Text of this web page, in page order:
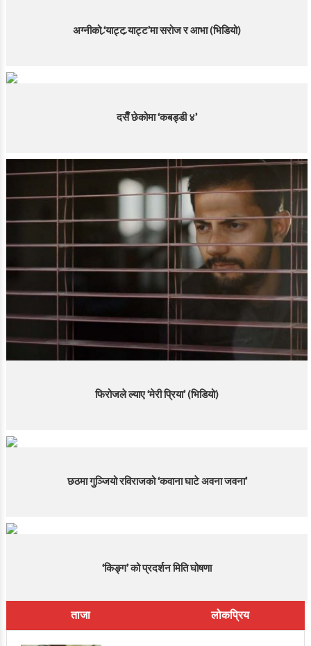
अग्नीको ‘र्‍याट्ट र्‍याट्ट’मा सरोज र आभा (भिडियो)
दसैँ छेकोमा ‘कबड्डी ४’
फिरोजले ल्याए ‘मेरी प्रिया’ (भिडियो)
छठमा गुञ्जियो रविराजको ‘कवाना घाटे अवना जवना’
‘किङ्ग’ को प्रदर्शन मिति घोषणा
ताजा लोकप्रिय